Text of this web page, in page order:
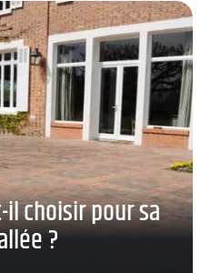
choisir pour sa
?